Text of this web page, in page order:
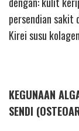
persendian sakit
Kirei susu
KEGUNAAN
SENDI